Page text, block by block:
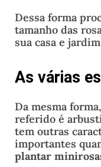
Dessa forma
tamanho das
sua casa e
As várias
Da mesma
referido é
tem outras
importantes
plantar